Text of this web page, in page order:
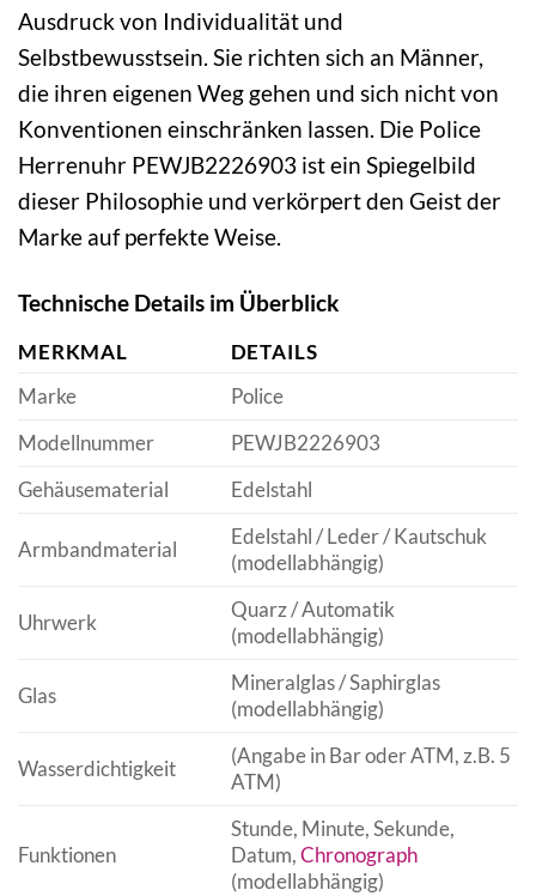
Ausdruck von Individualität und
Selbstbewusstsein. Sie richten sich an Männer,
die ihren eigenen Weg gehen und sich nicht von
Konventionen einschränken lassen. Die Police
Herrenuhr PEWJB2226903 ist ein Spiegelbild
dieser Philosophie und verkörpert den Geist der
Marke auf perfekte Weise.
Technische Details im Überblick
MERKMAL
DETAILS
Marke
Police
Modellnummer
PEWJB2226903
Gehäusematerial
Edelstahl
Armbandmaterial
Edelstahl / Leder / Kautschuk
(modellabhängig)
Uhrwerk
Quarz / Automatik
(modellabhängig)
Glas
Mineralglas / Saphirglas
(modellabhängig)
Wasserdichtigkeit
(Angabe in Bar oder ATM, z.B. 5
ATM)
Funktionen
Stunde, Minute, Sekunde,
Datum,Chronograph
(modellabhängig)